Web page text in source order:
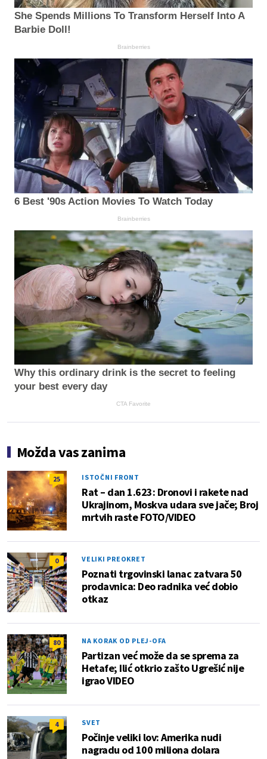
She Spends Millions To Transform Herself Into A
Barbie Doll!
Brainberries
6 Best '90s Action Movies To Watch Today
Brainberries
Why this ordinary drink is the secret to feeling
your best every day
CTA Favorite
Možda vas zanima
25 ISTOČNI FRONT
Rat – dan 1.623: Dronovi i rakete nad
Ukrajinom, Moskva udara sve jače; Broj
mrtvih raste FOTO/VIDEO
0 VELIKI PREOKRET
Poznati trgovinski lanac zatvara 50
prodavnica: Deo radnika već dobio
otkaz
80 NA KORAK OD PLEJ-OFA
Partizan već može da se sprema za
Hetafe; Ilić otkrio zašto Ugrešić nije
igrao VIDEO
4 SVET
Počinje veliki lov: Amerika nudi
nagradu od 100 miliona dolara